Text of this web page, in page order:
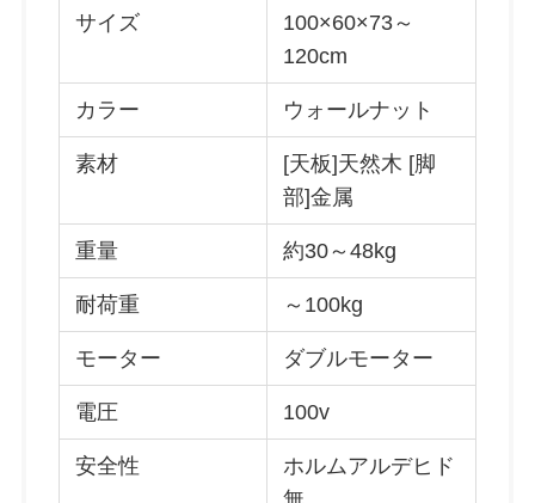
サイズ
100×60×73～
120cm
カラー ウォールナット
素材
[天板]天然木 [脚
部]金属
重量 約30～48kg
耐荷重 ～100kg
モーター ダブルモーター
電圧 100v
安全性
ホルムアルデヒド